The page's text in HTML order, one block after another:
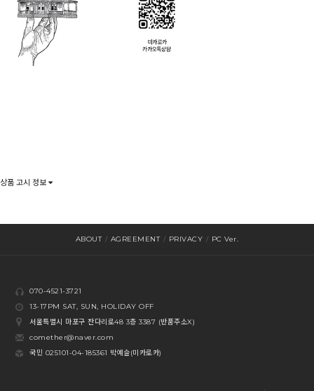
상품 고시 정보
ABOUT / AGREEMENT / PRIVACY / PC Ver.
070-4521-3721
13-17PM SAT, SUN, HOLIDAY OFF
서울특별시 마포구 잔다리로48 3층 3387 (반품주소X)
comether@naver.com
국민 025101-04-185361 박예슬(미카로카)